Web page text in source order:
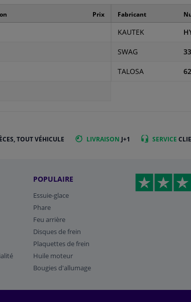
Prix Fabricant
KAUTEK
SWAG
TALOSA
TOUT VÉHICULE LIVRAISON J+1 SERVICE
POPULAIRE
Essuie-glace
Phare
Feu arrière
Disques de frein
Plaquettes de frein
Huile moteur
Bougies d'allumage